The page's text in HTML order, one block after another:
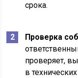
срока.
Проверка
проверяет,
в